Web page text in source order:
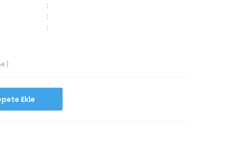
:
:
:
)
Sepete Ekle